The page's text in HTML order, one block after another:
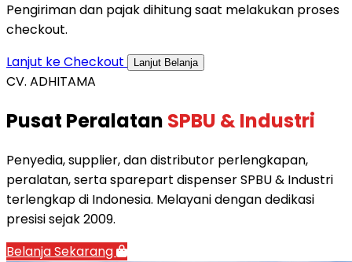
Pengiriman dan pajak dihitung saat melakukan proses
checkout.
Lanjut ke Checkout
Lanjut Belanja
CV. ADHITAMA
Pusat Peralatan SPBU & Industri
Penyedia, supplier, dan distributor perlengkapan,
peralatan, serta sparepart dispenser SPBU & Industri
terlengkap di Indonesia. Melayani dengan dedikasi
presisi sejak 2009.
Belanja Sekarang